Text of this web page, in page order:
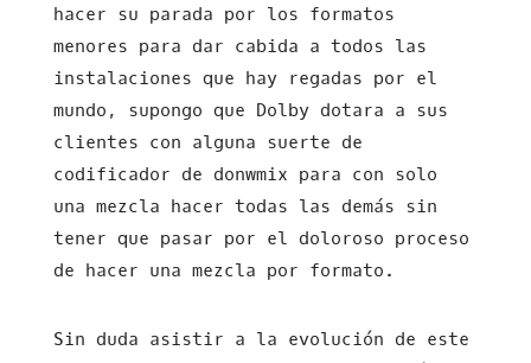
hacer su parada por los formatos
menores para dar cabida a todos las
instalaciones que hay regadas por el
mundo, supongo que Dolby dotara a sus
clientes con alguna suerte de
codificador de donwmix para con solo
una mezcla hacer todas las demás sin
tener que pasar por el doloroso proceso
de hacer una mezcla por formato.
Sin duda asistir a la evolución de este